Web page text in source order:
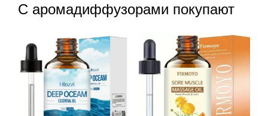
С аромадиффузорами покупают